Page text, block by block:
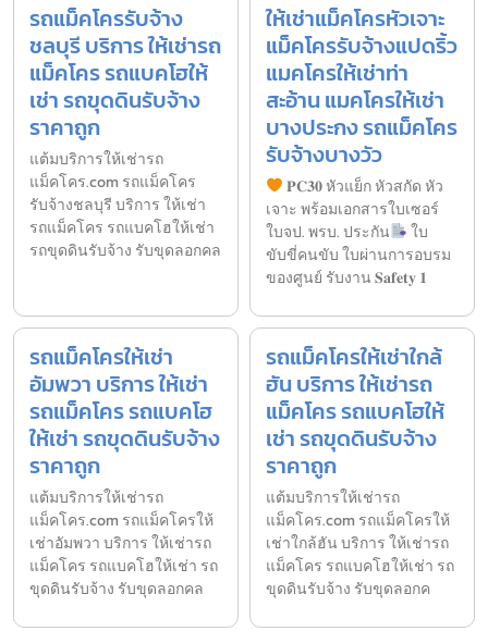
รถแม็คโครรับจ้าง
ชลบุรี บริการ ให้เช่ารถ
แม็คโคร รถแบคโฮให้
เช่า รถขุดดินรับจ้าง
ราคาถูก
แต้มบริการให้เช่ารถ
แม็คโคร.com รถแม็คโคร
รับจ้างชลบุรี บริการ ให้เช่า
รถแม็คโคร รถแบคโฮให้เช่า
รถขุดดินรับจ้าง รับขุดลอกคล
ให้เช่าแม็คโครหัวเจาะ
แม็คโครรับจ้างแปดริ้ว
แมคโครให้เช่าท่า
สะอ้าน แมคโครให้เช่า
บางประกง รถแม็คโคร
รับจ้างบางวัว
𝐏𝐂𝟑𝟎 หัวแย็ก หัวสกัด หัว
เจาะ พร้อมเอกสารใบเซอร์
ใบจป. พรบ. ประกัน
ใบ
ขับขี่คนขับ ใบผ่านการอบรม
ของศูนย์ รับงาน 𝐒𝐚𝐟𝐞𝐭𝐲 𝟏
รถแม็คโครให้เช่า
อัมพวา บริการ ให้เช่า
รถแม็คโคร รถแบคโฮ
ให้เช่า รถขุดดินรับจ้าง
ราคาถูก
แต้มบริการให้เช่ารถ
แม็คโคร.com รถแม็คโครให้
เช่าอัมพวา บริการ ให้เช่ารถ
แม็คโคร รถแบคโฮให้เช่า รถ
ขุดดินรับจ้าง รับขุดลอกคล
รถแม็คโครให้เช่าใกล้
ฮัน บริการ ให้เช่ารถ
แม็คโคร รถแบคโฮให้
เช่า รถขุดดินรับจ้าง
ราคาถูก
แต้มบริการให้เช่ารถ
แม็คโคร.com รถแม็คโครให้
เช่าใกล้ฮัน บริการ ให้เช่ารถ
แม็คโคร รถแบคโฮให้เช่า รถ
ขุดดินรับจ้าง รับขุดลอกค